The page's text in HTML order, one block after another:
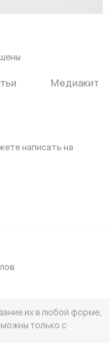
Медиакит
написать на
их в любой форме,
только с